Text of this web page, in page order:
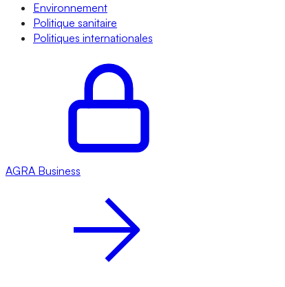
Environnement
Politique sanitaire
Politiques internationales
AGRA Business